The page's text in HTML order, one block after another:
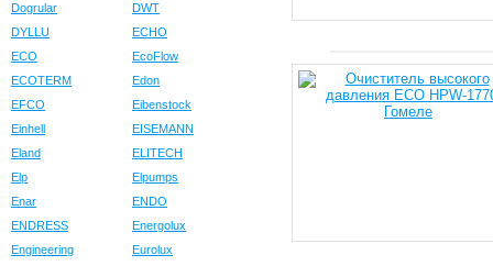
Dogrular
DWT
DYLLU
ECHO
ECO
EcoFlow
ECOTERM
Edon
EFCO
Eibenstock
Einhell
EISEMANN
Eland
ELITECH
Elp
Elpumps
Enar
ENDO
ENDRESS
Energolux
Engineering
Eurolux